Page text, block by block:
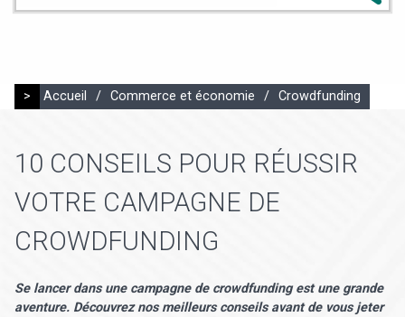
> Accueil / Commerce et économie / Crowdfunding
10 CONSEILS POUR RÉUSSIR
VOTRE CAMPAGNE DE
CROWDFUNDING
Se lancer dans une campagne de crowdfunding est une grande
aventure. Découvrez nos meilleurs conseils avant de vous jeter